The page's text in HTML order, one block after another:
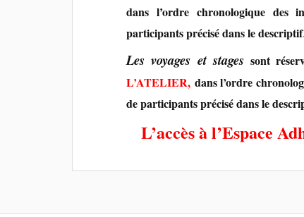
dans l’ordre chronologique
participants précisé dans le descriptif.
Les voyages et stagessont
L’ATELIER, dans l’ordre
de participants précisé dans le
L’accès à l’Espace